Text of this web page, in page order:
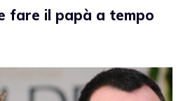
fare il papà a tempo